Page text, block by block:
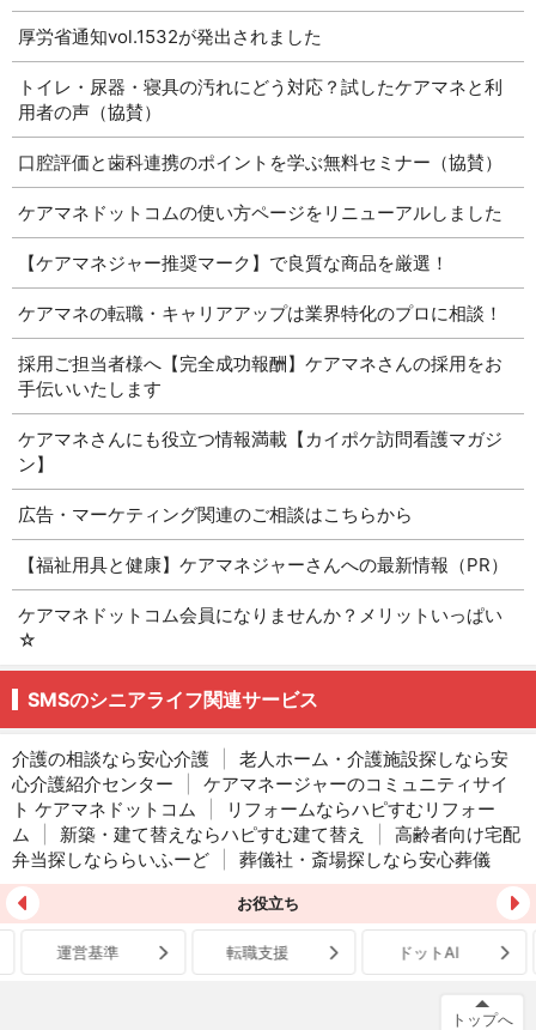
厚労省通知vol.1532が発出されました
トイレ・尿器・寝具の汚れにどう対応？試したケアマネと利
用者の声（協賛）
口腔評価と歯科連携のポイントを学ぶ無料セミナー（協賛）
ケアマネドットコムの使い方ページをリニューアルしました
【ケアマネジャー推奨マーク】で良質な商品を厳選！
ケアマネの転職・キャリアアップは業界特化のプロに相談！
採用ご担当者様へ【完全成功報酬】ケアマネさんの採用をお
手伝いいたします
ケアマネさんにも役立つ情報満載【カイポケ訪問看護マガジ
ン】
広告・マーケティング関連のご相談はこちらから
【福祉用具と健康】ケアマネジャーさんへの最新情報（PR）
ケアマネドットコム会員になりませんか？メリットいっぱい
☆
SMSのシニアライフ関連サービス
介護の相談なら安心介護
老人ホーム・介護施設探しなら安
心介護紹介センター
ケアマネージャーのコミュニティサイ
ト ケアマネドットコム
リフォームならハピすむリフォー
ム
新築・建て替えならハピすむ建て替え
高齢者向け宅配
弁当探しなららいふーど
葬儀社・斎場探しなら安心葬儀
お役立ち
運営基準 転職支援 ドットAI
トップへ